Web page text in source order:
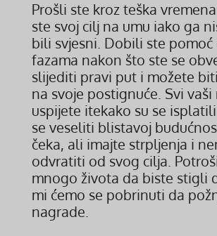
Prošli ste kroz teška
ste svoj cilj na umu iako ga
bili svjesni. Dobili ste pomoć
fazama nakon što ste se
slijediti pravi put i možete
na svoje postignuće. Svi
uspijete itekako su se
se veseliti blistavoj
čeka, ali imajte strpljenja i
odvratiti od svog cilja.
mnogo života da biste stigli
mi ćemo se pobrinuti da
nagrade.